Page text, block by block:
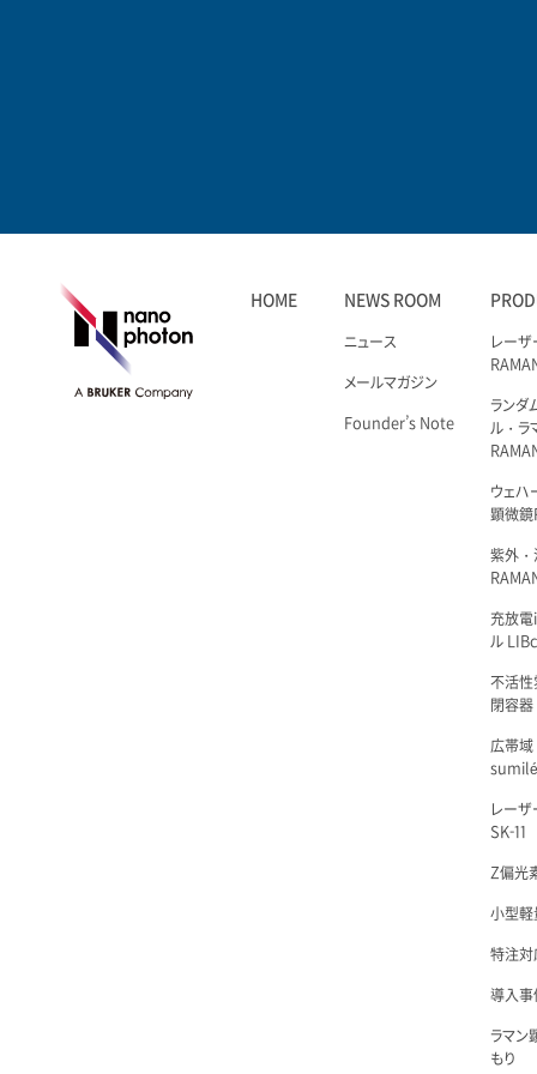
HOME NEWS ROOM
ニュース
メールマガジン
Founder’s Note
レーザ
ランダ
ル・ラ
ウェハ
顕微
紫外・
充放
ル
不活性
閉容
広帯域
sumilé
レーザ
SK-11
Z偏光
小型
特注対
導入
ラマン
もり